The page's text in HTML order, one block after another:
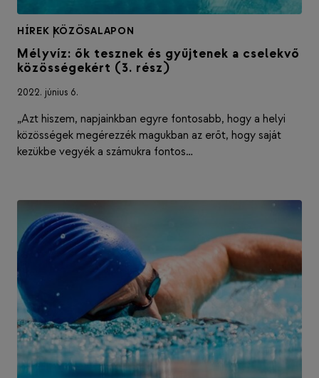
HÍREK |
KÖZÖSALAPON
Mélyvíz: ők tesznek és gyűjtenek a cselekvő
közösségekért (3. rész)
2022. június 6.
„Azt hiszem, napjainkban egyre fontosabb, hogy a helyi
közösségek megérezzék magukban az erőt, hogy saját
kezükbe vegyék a számukra fontos…